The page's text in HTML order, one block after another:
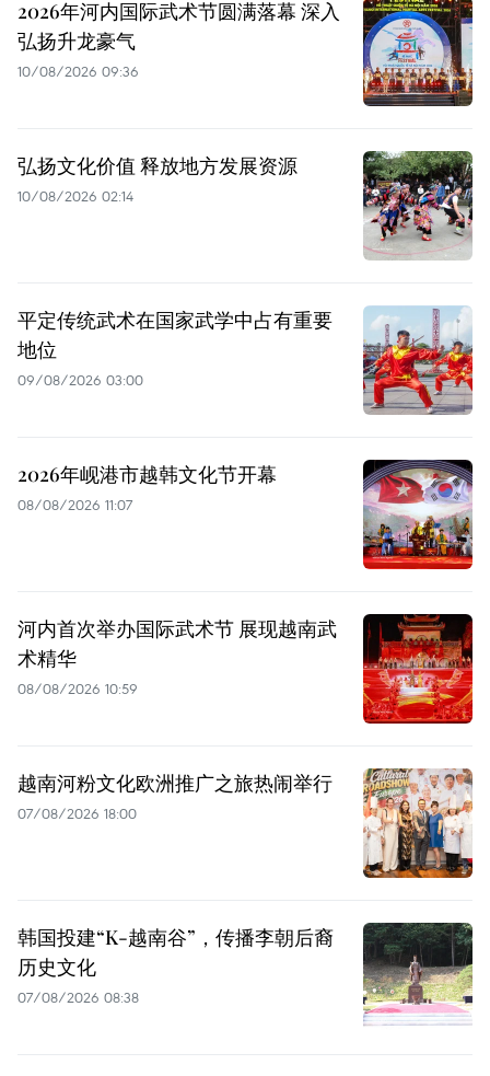
2026年河内国际武术节圆满落幕 深入
弘扬升龙豪气
10/08/2026 09:36
弘扬文化价值 释放地方发展资源
10/08/2026 02:14
平定传统武术在国家武学中占有重要
地位
09/08/2026 03:00
2026年岘港市越韩文化节开幕
08/08/2026 11:07
河内首次举办国际武术节 展现越南武
术精华
08/08/2026 10:59
越南河粉文化欧洲推广之旅热闹举行
07/08/2026 18:00
韩国投建“K-越南谷”，传播李朝后裔
历史文化
07/08/2026 08:38